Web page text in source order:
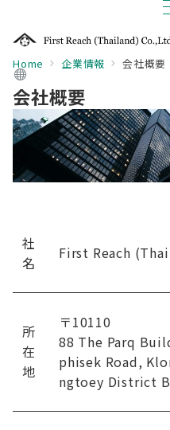
Home 企業情報 会社概要
会社概要
社
名
First Reach
所
在
地
〒10110
88 The Parq
phisek Road,
ngtoey District